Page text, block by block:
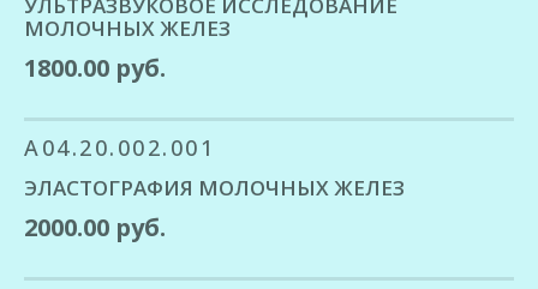
МОЛОЧНЫХ ЖЕЛЕЗ
1800.00 руб.
A04.20.002.001
ЭЛАСТОГРАФИЯ МОЛОЧНЫХ ЖЕЛЕЗ
2000.00 руб.